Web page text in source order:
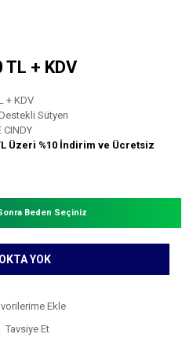
TL + KDV
+ KDV
Sütyen
CINDY
Üzeri %10 İndirim ve Ücretsiz
Beden Seçiniz
YOK
Tavsiye Et